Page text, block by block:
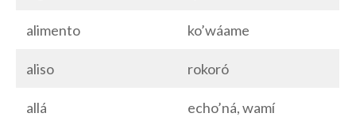
alimento ko’wáame
aliso rokoró
allá echo’ná, wamí